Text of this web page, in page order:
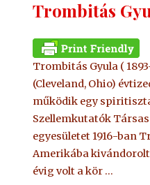
Trombitás
Trombitás Gyula (
(Cleveland, Ohio)
működik egy
Szellemkutatók
egyesületet 1916-ban
Amerikába
évig volt a kör …